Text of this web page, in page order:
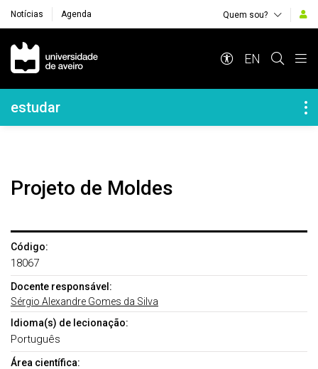
Notícias Agenda Quem sou?
Navegação Principal
EN
Navegação Lateral
estudar
Projeto de Moldes
Código:
18067
Docente responsável:
Sérgio Alexandre Gomes da Silva
Idioma(s) de lecionação:
Português
Área científica: